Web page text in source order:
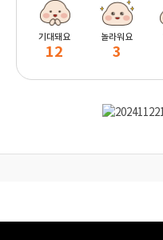
기대돼요
12
놀라워요
3